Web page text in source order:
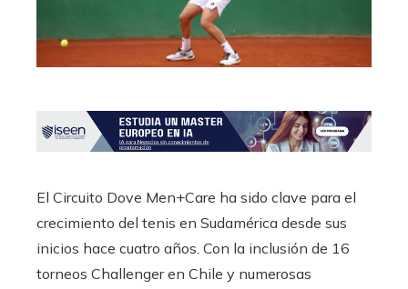
El Circuito Dove Men+Care ha sido clave para el
crecimiento del tenis en Sudamérica desde sus
inicios hace cuatro años. Con la inclusión de 16
torneos Challenger en Chile y numerosas